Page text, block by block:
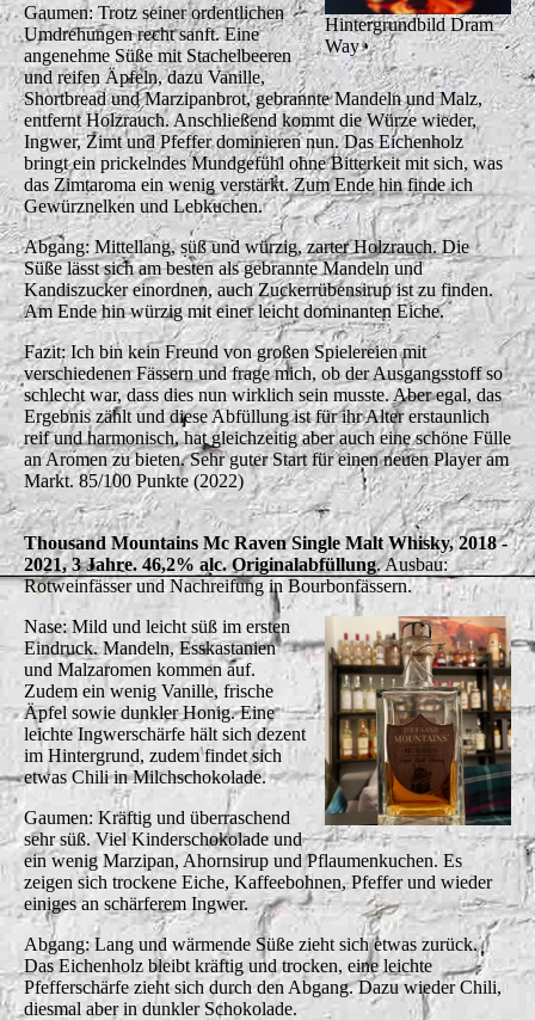
Hintergrundbild Dram
Way
Gaumen: Trotz seiner ordentlichen
Umdrehungen recht sanft. Eine
angenehme Süße mit Stachelbeeren
und reifen Äpfeln, dazu Vanille,
Shortbread und Marzipanbrot, gebrannte Mandeln und Malz,
entfernt Holzrauch. Anschließend kommt die Würze wieder,
Ingwer, Zimt und Pfeffer dominieren nun. Das Eichenholz
bringt ein prickelndes Mundgefühl ohne Bitterkeit mit sich, was
das Zimtaroma ein wenig verstärkt. Zum Ende hin finde ich
Gewürznelken und Lebkuchen.
Abgang: Mittellang, süß und würzig, zarter Holzrauch. Die
Süße lässt sich am besten als gebrannte Mandeln und
Kandiszucker einordnen, auch Zuckerrübensirup ist zu finden.
Am Ende hin würzig mit einer leicht dominanten Eiche.
Fazit: Ich bin kein Freund von großen Spielereien mit
verschiedenen Fässern und frage mich, ob der Ausgangsstoff so
schlecht war, dass dies nun wirklich sein musste. Aber egal, das
Ergebnis zählt und diese Abfüllung ist für ihr Alter erstaunlich
reif und harmonisch, hat gleichzeitig aber auch eine schöne Fülle
an Aromen zu bieten. Sehr guter Start für einen neuen Player am
Markt. 85/100 Punkte (2022)
Thousand Mountains Mc Raven Single Malt Whisky, 2018 -
2021, 3 Jahre. 46,2% alc. Originalabfüllung. Ausbau:
Rotweinfässer und Nachreifung in Bourbonfässern.
Nase: Mild und leicht süß im ersten
Eindruck. Mandeln, Esskastanien
und Malzaromen kommen auf.
Zudem ein wenig Vanille, frische
Äpfel sowie dunkler Honig. Eine
leichte Ingwerschärfe hält sich dezent
im Hintergrund, zudem findet sich
etwas Chili in Milchschokolade.
Gaumen: Kräftig und überraschend
sehr süß. Viel Kinderschokolade und
ein wenig Marzipan, Ahornsirup und Pflaumenkuchen. Es
zeigen sich trockene Eiche, Kaffeebohnen, Pfeffer und wieder
einiges an schärferem Ingwer.
Abgang: Lang und wärmende Süße zieht sich etwas zurück.
Das Eichenholz bleibt kräftig und trocken, eine leichte
Pfefferschärfe zieht sich durch den Abgang. Dazu wieder Chili,
diesmal aber in dunkler Schokolade.